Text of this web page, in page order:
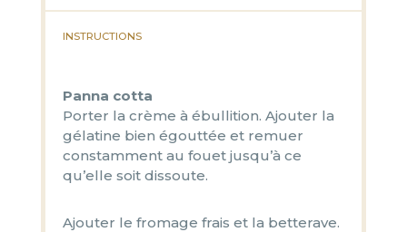
INSTRUCTIONS
Panna cotta
Porter la crème à ébullition. Ajouter la
gélatine bien égouttée et remuer
constamment au fouet jusqu’à ce
qu’elle soit dissoute.
Ajouter le fromage frais et la betterave.